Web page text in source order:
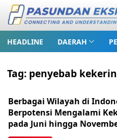
HEADLINE DAERAH
Tag: penyebab
Berbagai Wilayah di
Berpotensi Mengalami
pada Juni hingga